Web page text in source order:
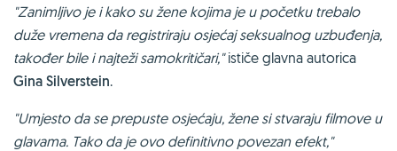
"Zanimljivo je i kako su žene kojima je u početku trebalo
duže vremena da registriraju osjećaj seksualnog uzbuđenja,
također bile i najteži samokritičari,"ističe glavna autorica
Gina Silverstein.
"Umjesto da se prepuste osjećaju, žene si stvaraju filmove u
glavama. Tako da je ovo definitivno povezan efekt,"